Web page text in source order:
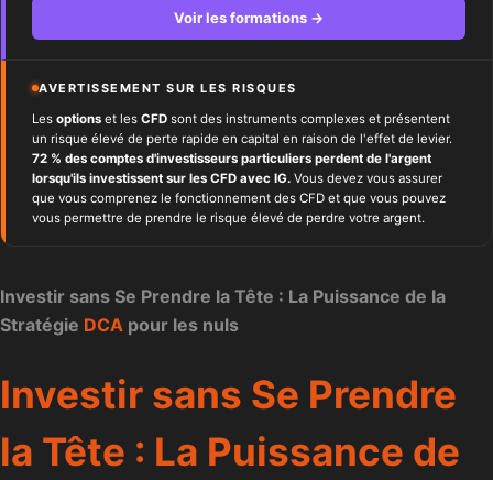
Voir les formations →
AVERTISSEMENT SUR LES RISQUES
Les options et les CFD sont des instruments complexes et présentent
un risque élevé de perte rapide en capital en raison de l'effet de levier.
72 % des comptes d'investisseurs particuliers perdent de l'argent
lorsqu'ils investissent sur les CFD avec IG. Vous devez vous assurer
que vous comprenez le fonctionnement des CFD et que vous pouvez
vous permettre de prendre le risque élevé de perdre votre argent.
Investir sans Se Prendre la Tête : La Puissance de la
Stratégie DCA pour les nuls
Investir sans Se Prendre
la Tête : La Puissance de